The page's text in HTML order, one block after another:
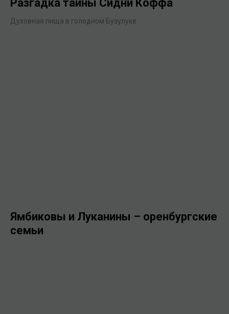
Разгадка тайны Сидни Коффа
Духовная пища в голодном Бузулуке
Ямбиковы и Луканины – оренбургские
семьи